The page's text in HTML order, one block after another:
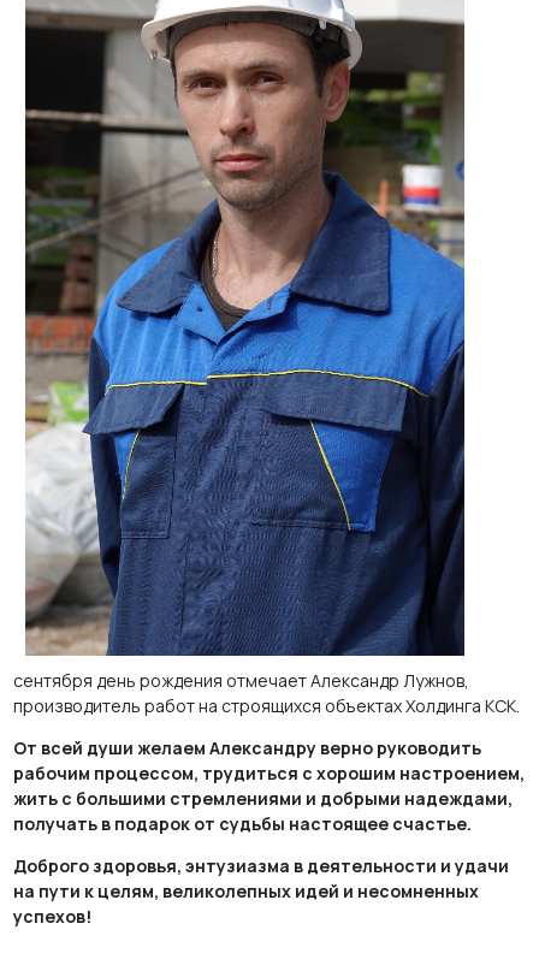
сентября день рождения отмечает Александр Лужнов,
производитель работ на строящихся объектах Холдинга КСК.
От всей души желаем Александру верно руководить
рабочим процессом, трудиться с хорошим настроением,
жить с большими стремлениями и добрыми надеждами,
получать в подарок от судьбы настоящее счастье.
Доброго здоровья, энтузиазма в деятельности и удачи
на пути к целям, великолепных идей и несомненных
успехов!